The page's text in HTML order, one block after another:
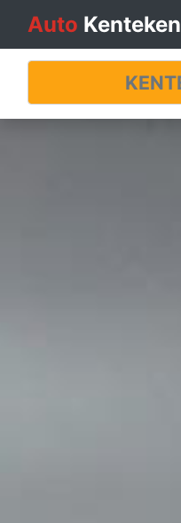
Auto Kenteken